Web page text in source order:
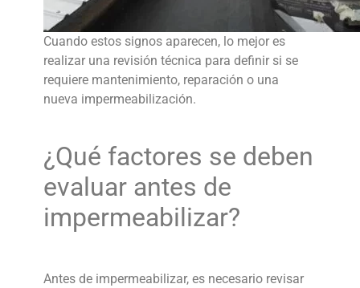
Cuando estos signos aparecen, lo mejor es
realizar una revisión técnica para definir si se
requiere mantenimiento, reparación o una
nueva impermeabilización.
¿Qué factores se deben
evaluar antes de
impermeabilizar?
Antes de impermeabilizar, es necesario revisar